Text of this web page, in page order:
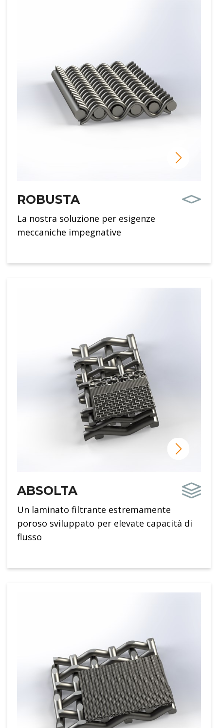
ROBUSTA
La nostra soluzione per esigenze
meccaniche impegnative
ABSOLTA
Un laminato filtrante estremamente
poroso sviluppato per elevate capacità di
flusso